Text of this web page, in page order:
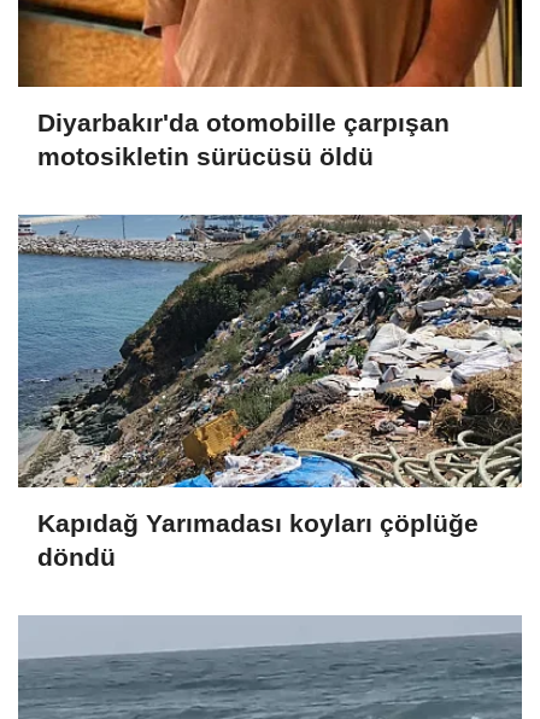
Diyarbakır'da otomobille çarpışan
motosikletin sürücüsü öldü
Kapıdağ Yarımadası koyları çöplüğe
döndü